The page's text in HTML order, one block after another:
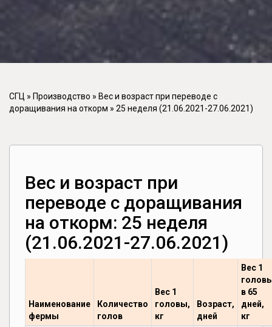
СГЦ » Производство » Вес и возраст при переводе с
доращивания на откорм » 25 неделя (21.06.2021-27.06.2021)
Вес и возраст при
переводе с доращивания
на откорм: 25 неделя
(21.06.2021-27.06.2021)
Наименование
фермы
Количество
голов
Вес 1
головы,
кг
Возраст,
дней
Вес 1
в 65
дней,
кг